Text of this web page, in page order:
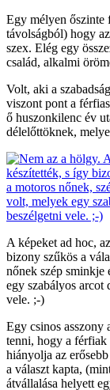
Egy mélyen őszinte
távolságból) hogy
szex. Elég egy
család, alkalmi
Volt, aki a
viszont pont a
ő huszonkilenc év
délelőttöknek,
A képeket ad hoc,
bizony szűkös a
nőnek szép sminkje
egy szabályos arcot
vele. ;-)
Egy csinos asszony
tenni, hogy a
hiányolja az
a választ kapta,
átvállalása helyett